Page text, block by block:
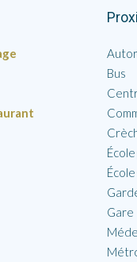
Bus
Gare